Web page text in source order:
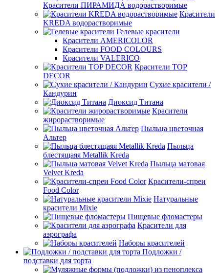
Красители ПИРАМИДА водорастворимые
Красители
KREDA водорастворимые
Гелевые красители
Красители AMERICOLOR
Красители FOOD COLOURS
Красители VALERICO
Красители TOP
DECOR
Сухие красители /
Кандурин
Диоксид Титана
Красители
жирорастворимые
Пыльца цветочная
Альтер
Пыльца
блестящаяя Metallik Kreda
Пыльца матовая
Velvet Kreda
Красители-спреи
Food Color
Натуральные
красители Mixie
Пищевые фломастеры
Красители для
аэрографа
Наборы красителей
Подложки /
подставки для торта